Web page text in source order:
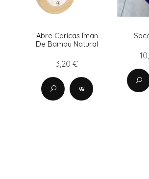
Abre Caricas Íman
De Bambu Natural
3,20 €